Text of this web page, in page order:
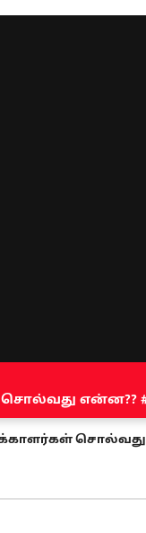
என்ன??
சொல்வது